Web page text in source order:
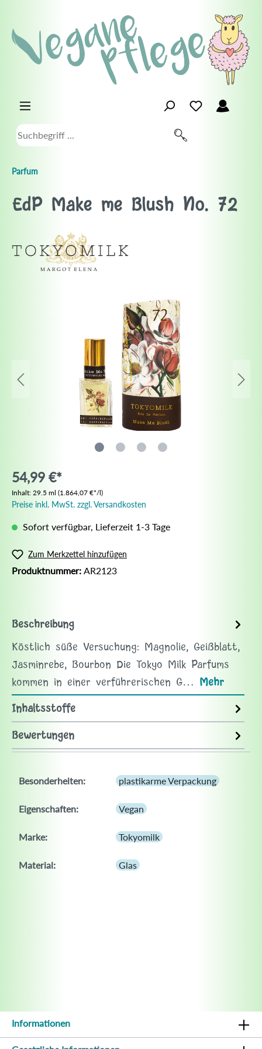
Parfum
EdP Make me Blush No. 72
54,99 €*
Inhalt: 29.5 ml (1.864,07 €*/l)
Preise inkl. MwSt. zzgl. Versandkosten
Sofort verfügbar, Lieferzeit 1-3 Tage
Zum Merkzettel hinzufügen
Produktnummer: AR2123
Beschreibung
Köstlich süße Versuchung: Magnolie, Geißblatt,
Jasminrebe, Bourbon Die Tokyo Milk Parfums
kommen in einer verführerischen G… Mehr
Inhaltsstoffe
Bewertungen
Besonderheiten: plastikarme Verpackung
Eigenschaften: Vegan
Marke: Tokyomilk
Material: Glas
Informationen